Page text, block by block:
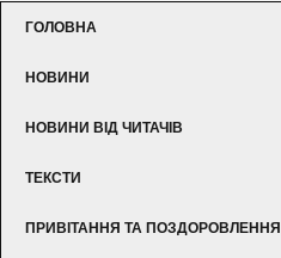
ГОЛОВНА
НОВИНИ
НОВИНИ ВІД ЧИТАЧІВ
ТЕКСТИ
ПРИВІТАННЯ ТА ПОЗДОРОВЛЕННЯ